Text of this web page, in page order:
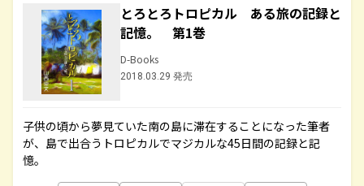
とろとろトロピカル ある旅の記録と
記憶。 第1巻
D-Books
2018.03.29 発売
子供の頃から夢見ていた南の島に滞在することになった筆者
が、島で出合うトロピカルでマジカルな45日間の記録と記
憶。